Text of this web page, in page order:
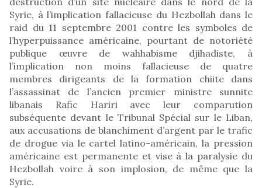
Syrie, à l’implication fallacieuse du Hezbollah dans le
raid du 11 septembre 2001 contre les symboles de
l’hyperpuissance américaine, pourtant de notoriété
publique œuvre de wahhabisme djihadiste, à
l’implication non moins fallacieuse de quatre
membres dirigeants de la formation chiite dans
l’assassinat de l’ancien premier ministre sunnite
libanais Rafic Hariri avec leur comparution
subséquente devant le Tribunal Spécial sur le Liban,
aux accusations de blanchiment d’argent par le trafic
de drogue via le cartel latino-américain, la pression
américaine est permanente et vise à la paralysie du
Hezbollah voire à son implosion, de même que la
Syrie.